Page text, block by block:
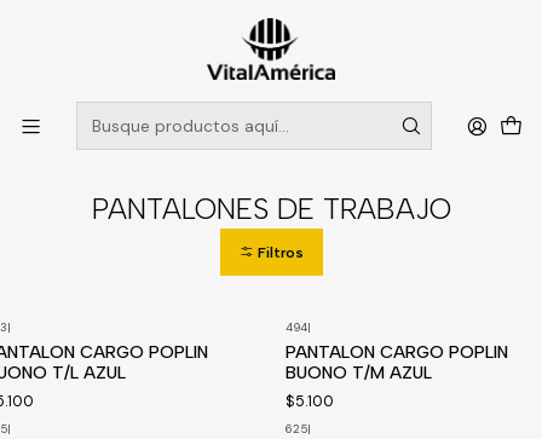
POR SISTEMA FRONTAL SOLO RETIROS EN TIENDA, DESDE
MUCHAS GRACIAS +569 5956 2237
Leer más
Catálogo
VESTIMENTA TECNICA Y CORPORATIVA
PANTALONES DE TRABAJO
PANTALONES DE TRABAJO
Filtros
|
CARGO POPLIN
T/L AZUL
494|
PANTALON CARGO POPLIN
BUONO T/M AZUL
$5.100
| 625|